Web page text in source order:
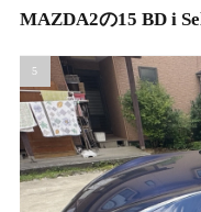
MAZDA2の15 BD i